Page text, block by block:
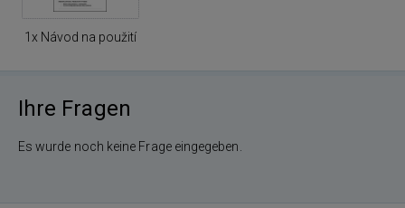
1x Návod na použití
Ihre Fragen
Es wurde noch keine Frage eingegeben.